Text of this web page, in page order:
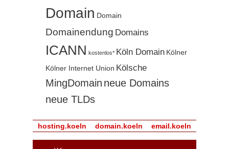
Domain Domain
Domainendung Domains
ICANN kostenlos* Köln Domain Kölner
Kölner Internet Union Kölsche
MingDomain neue Domains
neue TLDs
hosting.koeln domain.koeln email.koeln